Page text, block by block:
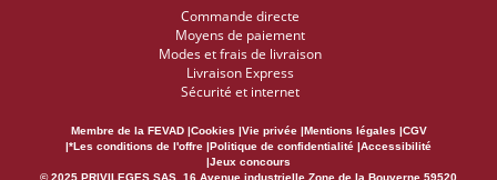
Commande directe
Moyens de paiement
Modes et frais de livraison
Livraison Express
Sécurité et internet
Membre de la FEVAD Cookies Vie privée Mentions légales
CGV
*Les conditions de l'offre Politique de confidentialité Accessibilité
Jeux concours
© 2025 PRIVILEGES SAS, 16 Avenue industrielle Zone de la Bouverne 59520